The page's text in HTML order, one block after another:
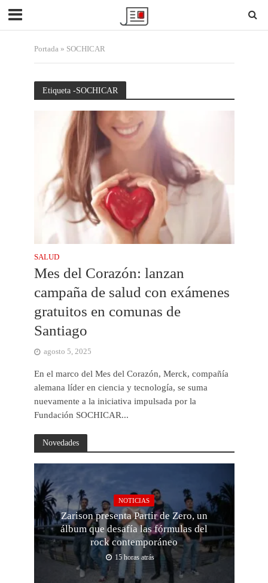
Portada» SOCHICAR
Etiqueta -SOCHICAR
SALUD
Mes del Corazón: lanzan
campaña de salud con exámenes
gratuitos en comunas de
Santiago
agosto 5, 2025
En el marco del Mes del Corazón, Merck, compañía
alemana líder en ciencia y tecnología, se suma
nuevamente a la iniciativa impulsada por la
Fundación SOCHICAR...
Novedades
NOTICIAS
Zarison presenta Partir de Zero, un
álbum que desafía las fórmulas del
rock contemporáneo
15 horas atrás